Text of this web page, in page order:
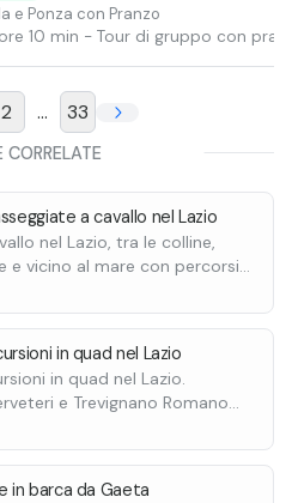
e Ponza con Pranzo
10 min - Tour di gruppo con
2 ... 33
CORRELATE
a cavallo nel Lazio
nel Lazio, tra le colline,
e vicino al mare con percorsi
in quad nel Lazio
in quad nel Lazio.
e Trevignano Romano
in barca da Gaeta